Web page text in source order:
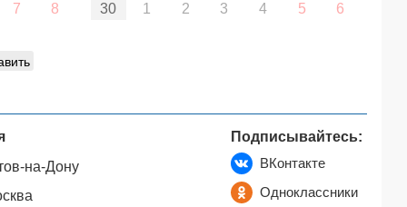
7
8
30
1 2 3 4 5 6
на-Дону
Подписывайтесь:
ВКонтакте
Одноклассники